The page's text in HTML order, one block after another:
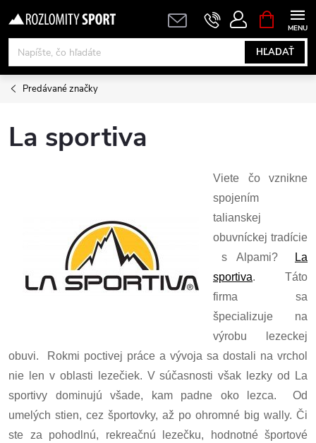
na
obsah
HĽADAŤ
KOŠÍK
Predávané značky
La sportiva
Viete čo vznikne
spojením
talianskej
obuvníckej tradície
s Alpami?
La
sportiva. Táto
firma sa
špecializuje na
výrobu lezeckej
obuvi. Rokmi poctivej práce a vývoja sa dostali na vrchol
nie len v oblasti lezečiek. V súčasnosti však lezky od La
sportivy dominujú všade, kam padne oko lezca. Od
umelých stien, cez športovky, až po ohromné big wally. Či
ste za pohodlnú, rekreačnú lezečku, hodnotné športové